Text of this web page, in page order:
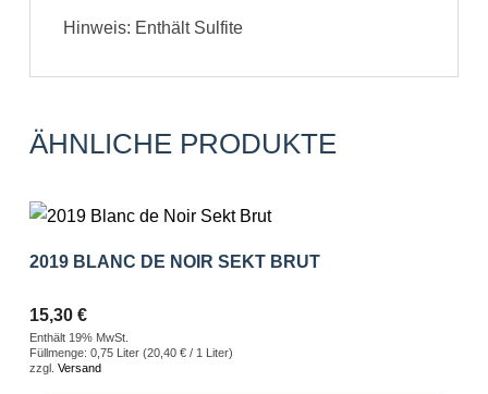
Hinweis: Enthält Sulfite
ÄHNLICHE PRODUKTE
2019 BLANC DE NOIR SEKT BRUT
15,30 €
Enthält 19% MwSt.
Füllmenge: 0,75 Liter (20,40 €/ 1 Liter)
zzgl. Versand